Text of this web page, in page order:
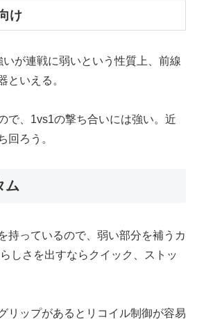
け
が連戦に弱いという性質上、前線
といえる。
で、1vs1の撃ち合いには強い。近
回ろう。
ム
持っているので、弱い部分を補うカ
しさを出すならクイック、ストッ
リップがあるとリコイル制御が容易